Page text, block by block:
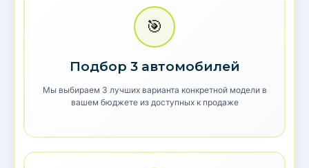
🎯
Подбор 3 автомобилей
Мы выбираем 3 лучших варианта конкретной модели в
вашем бюджете из доступных к продаже